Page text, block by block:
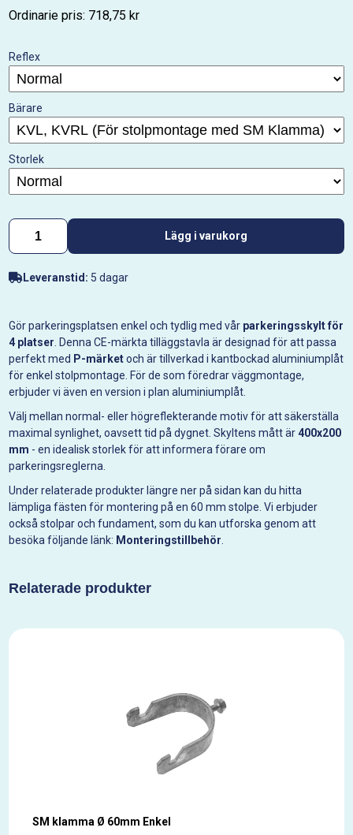
Ordinarie pris: 718,75 kr
Reflex
Bärare
Storlek
Lägg i varukorg
Leveranstid: 5 dagar
Gör parkeringsplatsen enkel och tydlig med vår parkeringsskylt för
4 platser . Denna CE-märkta tilläggstavla är designad för att passa
perfekt med P-märketoch är tillverkad i kantbockad aluminiumplåt
för enkel stolpmontage. För de som föredrar väggmontage,
erbjuder vi även en version i plan aluminiumplåt.
Välj mellan normal- eller högreflekterande motiv för att säkerställa
maximal synlighet, oavsett tid på dygnet. Skyltens mått är400x200
mm - en idealisk storlek för att informera förare om
parkeringsreglerna.
Under relaterade produkter längre ner på sidan kan du hitta
lämpliga fästen för montering på en 60 mm stolpe. Vi erbjuder
också stolpar och fundament, som du kan utforska genom att
besöka följande länk: Monteringstillbehör
Relaterade produkter
SM klamma Ø 60mm Enkel